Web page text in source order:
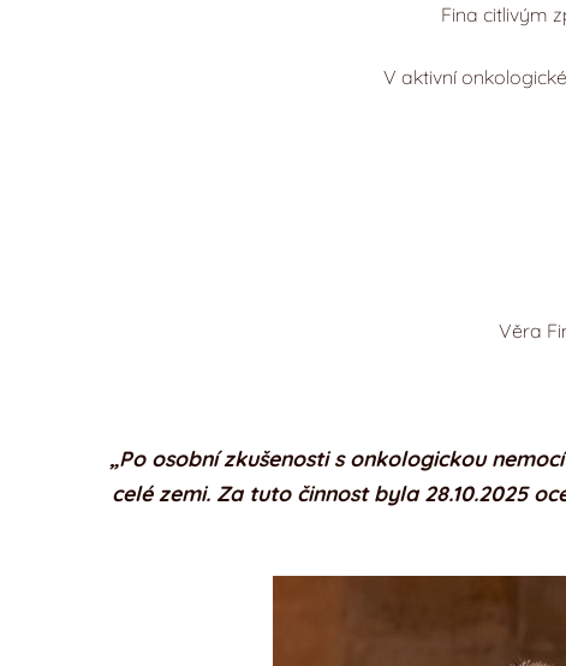
Fina citlivým
V aktivní
Věra
„Po osobní zkušenosti s onkologickou
celé zemi. Za tuto činnost byla 28.10.2025